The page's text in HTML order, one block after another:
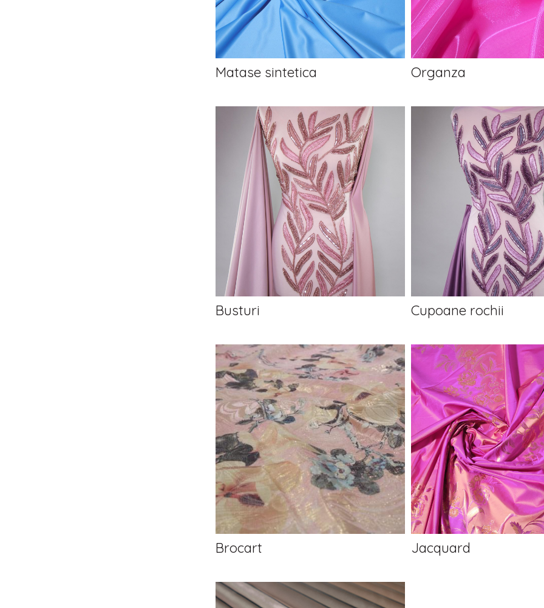
Matase sintetica Organza
Busturi Cupoane rochii
Brocart Jacquard